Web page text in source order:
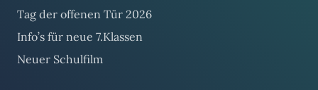
Tag der offenen Tür 2026
Info’s für neue 7.Klassen
Neuer Schulfilm